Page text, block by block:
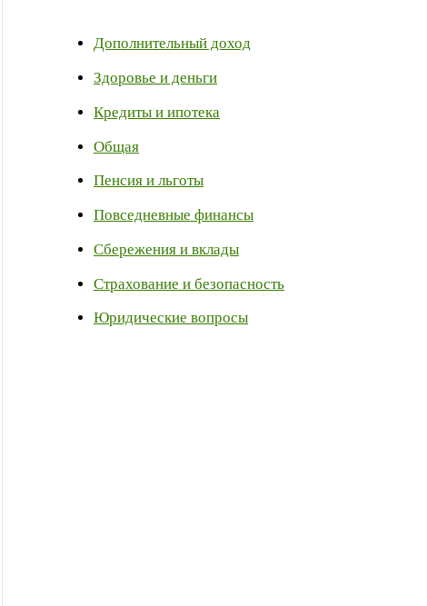
Дополнительный доход
Здоровье и деньги
Кредиты и ипотека
Общая
Пенсия и льготы
Повседневные финансы
Сбережения и вклады
Страхование и безопасность
Юридические вопросы